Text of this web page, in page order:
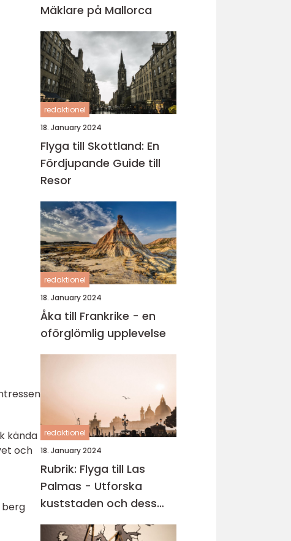
kända
och
berg
Mäklare på Mallorca
redaktionel
18. January 2024
Flyga till Skottland: En
Fördjupande Guide till
Resor
redaktionel
18. January 2024
Åka till Frankrike - en
oförglömlig upplevelse
redaktionel
18. January 2024
Rubrik: Flyga till Las
Palmas - Utforska
kuststaden och dess
carteniska tjusning